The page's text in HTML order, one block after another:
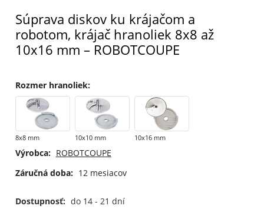
Súprava diskov ku krájačom a
robotom, krájač hranoliek 8x8 až
10x16 mm – ROBOTCOUPE
Rozmer hranoliek:
8x8 mm 10x10 mm 10x16 mm
Výrobca: ROBOTCOUPE
Záručná doba: 12 mesiacov
Dostupnosť: do 14 - 21 dní